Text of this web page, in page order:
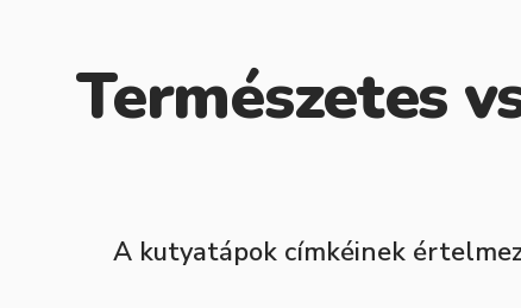
Természetes
A kutyatápok címkéinek